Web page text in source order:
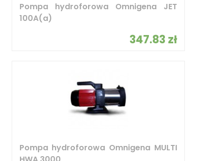
Pompa hydroforowa Omnigena JET
100A(a)
347.83 zł
Pompa hydroforowa Omnigena MULTI